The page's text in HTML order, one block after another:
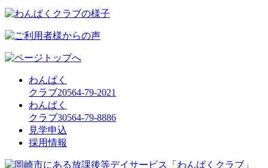
わんぱく
クラブ20564-79-2021
わんぱく
クラブ30564-79-8886
見学申込
採用情報